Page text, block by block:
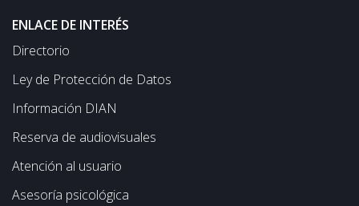
ENLACE DE INTERÉS
Directorio
Ley de Protección de Datos
Información DIAN
Reserva de audiovisuales
Atención al usuario
Asesoría psicológica